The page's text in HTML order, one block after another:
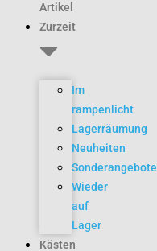
Artikel
Zurzeit
Im
rampenlicht
Lagerräumung
Neuheiten
Sonderangebote
Wieder
auf
Lager
Kästen